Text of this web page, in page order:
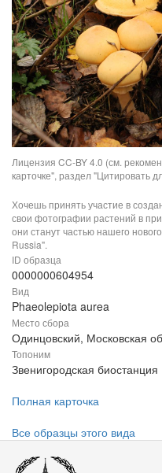
Лицензия CC-BY 4.0 (см.
карточке", раздел "Цитировать
Хочешь принять участие в
свои фотографии растений в
они станут частью нашего
Russia".
ID образца
0000000604954
Вид
Phaeolepiota aurea
Место сбора
Одинцовский, Московская
Топоним
Звенигородская
Полная карточка
Все образцы этого вида